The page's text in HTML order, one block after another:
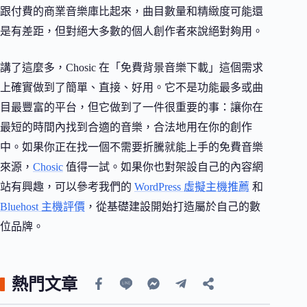
跟付費的商業音樂庫比起來，曲目數量和精緻度可能還
是有差距，但對絕大多數的個人創作者來說絕對夠用。
講了這麼多，Chosic 在「免費背景音樂下載」這個需求
上確實做到了簡單、直接、好用。它不是功能最多或曲
目最豐富的平台，但它做到了一件很重要的事：讓你在
最短的時間內找到合適的音樂，合法地用在你的創作
中。如果你正在找一個不需要折騰就能上手的免費音樂
來源， Chosic 值得一試。如果你也對架設自己的內容網
站有興趣，可以參考我們的 WordPress 虛擬主機推薦 和
Bluehost 主機評價 ，從基礎建設開始打造屬於自己的數
位品牌。
熱門文章